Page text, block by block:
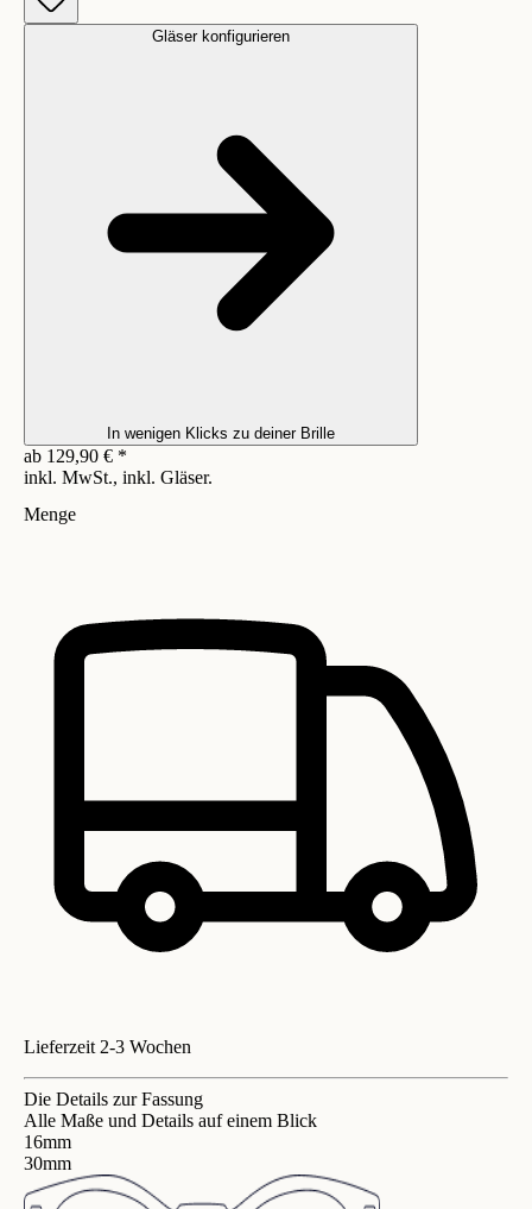
Gläser konfigurieren
In wenigen Klicks zu deiner Brille
ab 129,90 € *
inkl. MwSt., inkl. Gläser.
Menge
Lieferzeit 2-3 Wochen
Die Details zur Fassung
Alle Maße und Details auf einem Blick
16mm
30mm